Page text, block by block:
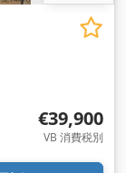
€39,900
VB 消費税別